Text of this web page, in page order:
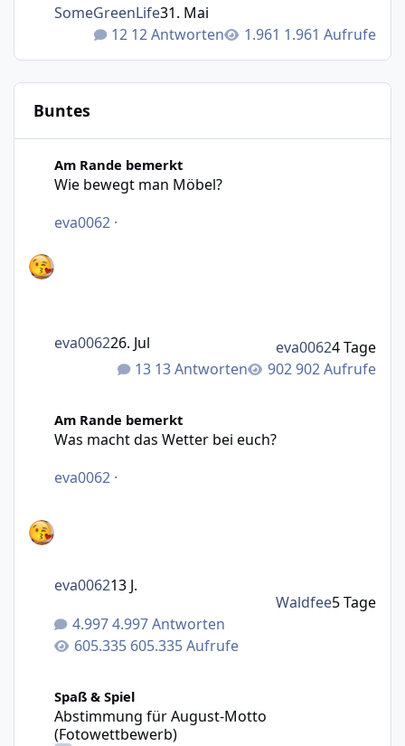
12 Antworten 1.961 Aufrufe
SomeGreenLife31. Mai
Buntes
Am Rande bemerkt
Wie bewegt man Möbel?
eva0062 ·
13 Antworten 902 Aufrufe
eva006226. Jul eva00624 Tage
Am Rande bemerkt
Was macht das Wetter bei euch?
eva0062 ·
4.997 Antworten
605.335 Aufrufe
eva006213 J.
Waldfee5 Tage
Spaß & Spiel
Abstimmung für August-Motto
(Fotowettbewerb)